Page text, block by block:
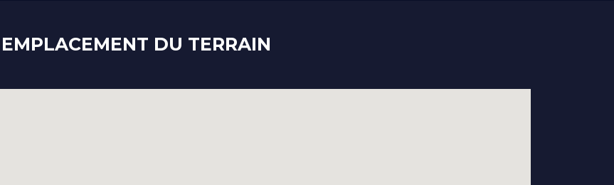
EMPLACEMENT DU TERRAIN